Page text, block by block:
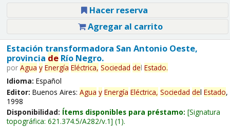
Hacer reserva
Agregar al carrito
Estación transformadora San Antonio Oeste,
provincia deRío Negro.
por Agua y Energía Eléctrica, Sociedad del Estado.
Idioma: Español
Editor: Buenos Aires: Agua y Energía Eléctrica, Sociedad del Estado,
1998
Disponibilidad: Ítems disponibles para préstamo: Signatura
topográfica: 621.374.5/A282/v.1 (1).